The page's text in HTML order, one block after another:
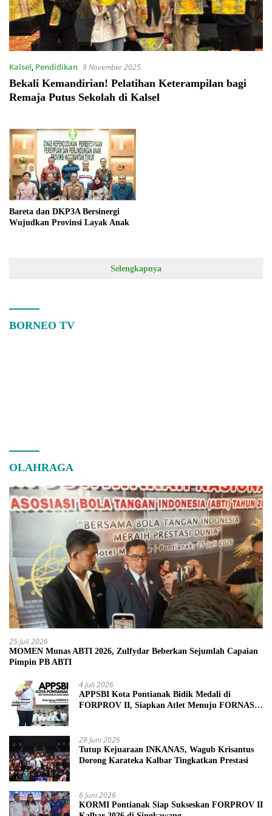
Kalsel, Pendidikan 9 November 2025
Bekali Kemandirian! Pelatihan Keterampilan bagi
Remaja Putus Sekolah di Kalsel
Bareta dan DKP3A Bersinergi
Wujudkan Provinsi Layak Anak
Selengkapnya
BORNEO TV
OLAHRAGA
25 Juli 2026
MOMEN Munas ABTI 2026, Zulfydar Beberkan Sejumlah Capaian
Pimpin PB ABTI
4 Juli 2026
APPSBI Kota Pontianak Bidik Medali di
FORPROV II, Siapkan Atlet Menuju FORNAS
28 Juni 2026
Tutup Kejuaraan INKANAS, Wagub Krisantus
Dorong Karateka Kalbar Tingkatkan Prestasi
6 Juni 2026
KORMI Pontianak Siap Sukseskan FORPROV II